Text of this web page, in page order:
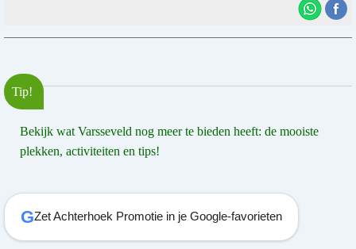
Tip!
Bekijk wat Varsseveld nog meer te bieden heeft: de mooiste
plekken, activiteiten en tips!
GZet Achterhoek Promotie in je Google-favorieten